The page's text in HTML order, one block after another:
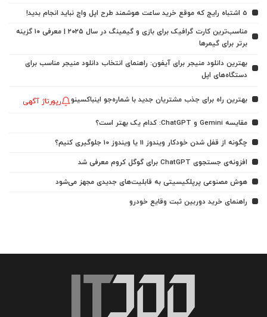
5 اشتباه رایج که موقع خرید ساعت هوشمند طرح اپل واچ نباید انجام بدید!
مناسب‌ترین کارت گرافیک برای بازی و گیمینگ در سال ۲۰۲۵ | معرفی ۱۰ گزینه
برتر برای گیمرها
بهترین دانلود منیجر برای آیفون: راهنمای انتخاب دانلود منیجر مناسب برای
دستگاه‌های اپل
بهترین راه برای جذب مشتریان جدید با شماره‌جو اینباکسینو رپورتاژ آگهی
مقایسه Gemini و ChatGPT: کدام یک بهتر است؟
چگونه از قفل شدن خودکار ویندوز 11 یا ویندوز 10 جلوگیری کنیم؟
افزونه‌ی جستجوی ChatGPT برای گوگل کروم معرفی شد
هوش مصنوعی پرپلکیسیتی به قابلیت‌های جدیدی مجهز می‌شود
راهنمای خرید دوربین ثبت وقایع خودرو